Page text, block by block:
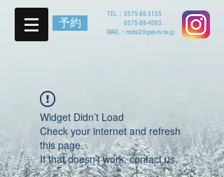
予約
TEL： 0575-88-3155
0575-88-4063
MAIL： motai2@gujo-tv.ne.jp
Widget Didn’t Load
Check your internet and refresh
this page.
If that doesn’t work, contact us.